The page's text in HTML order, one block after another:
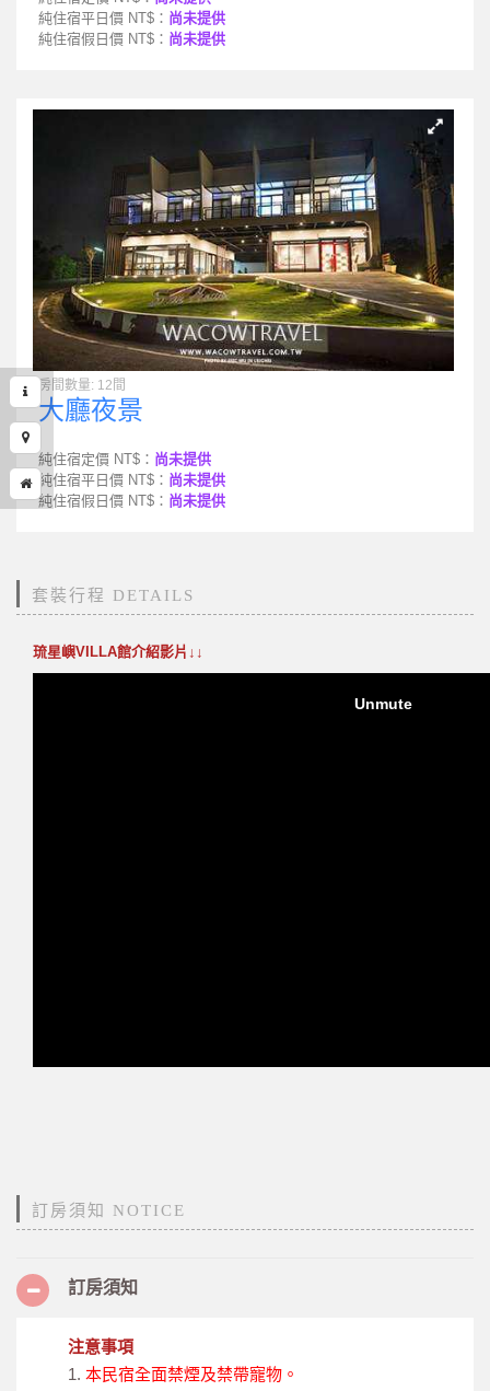
純住宿平日價 NT$： 尚未提供
純住宿假日價 NT$： 尚未提供
房間數量: 12間
大廳夜景
純住宿定價 NT$： 尚未提供
純住宿平日價 NT$： 尚未提供
純住宿假日價 NT$： 尚未提供
套裝行程 DETAILS
琉星嶼VILLA館介紹影片↓↓
訂房須知 NOTICE
訂房須知
注意事項
1. 本民宿全面禁煙及禁帶寵物。